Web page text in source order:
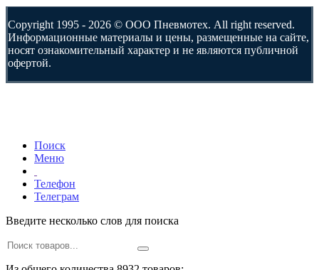
Copyright 1995 - 2026 © ООО Пневмотех. All right reserved.
Информационные материалы и цены, размещенные на сайте,
носят ознакомительный характер и не являются публичной
офертой.
Поиск
Меню
Телефон
Телеграм
Введите несколько слов для поиска